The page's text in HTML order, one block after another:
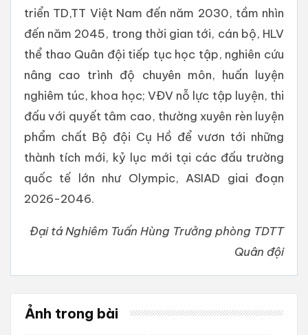
triển TD,TT Việt Nam đến năm 2030, tầm nhìn
đến năm 2045, trong thời gian tới, cán bộ, HLV
thể thao Quân đội tiếp tục học tập, nghiên cứu
nâng cao trình độ chuyên môn, huấn luyện
nghiêm túc, khoa học; VĐV nỗ lực tập luyện, thi
đấu với quyết tâm cao, thường xuyên rèn luyện
phẩm chất Bộ đội Cụ Hồ để vươn tới những
thành tích mới, kỷ lục mới tại các đấu trường
quốc tế lớn như Olympic, ASIAD giai đoạn
2026-2046.
Đại tá Nghiêm Tuấn Hùng Trưởng phòng TDTT
Quân đội
Ảnh trong bài